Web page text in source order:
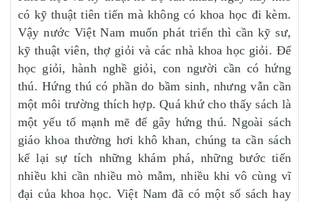
có kỹ thuật tiên tiến mà không có khoa học đi kèm.
Vậy nước Việt Nam muốn phát triển thì cần kỹ sư,
kỹ thuật viên, thợ giỏi và các nhà khoa học giỏi. Để
học giỏi, hành nghề giỏi, con người cần có hứng
thú. Hứng thú có phần do bầm sinh, nhưng vẫn cần
một môi trường thích hợp. Quá khứ cho thấy sách là
một yếu tố mạnh mẽ để gây hứng thú. Ngoài sách
giáo khoa thường hơi khô khan, chúng ta cần sách
kể lại sự tích những khám phá, những bước tiến
nhiều khi cần nhiều mò mẫm, nhiều khi vô cùng vĩ
đại của khoa học. Việt Nam đã có một số sách hay